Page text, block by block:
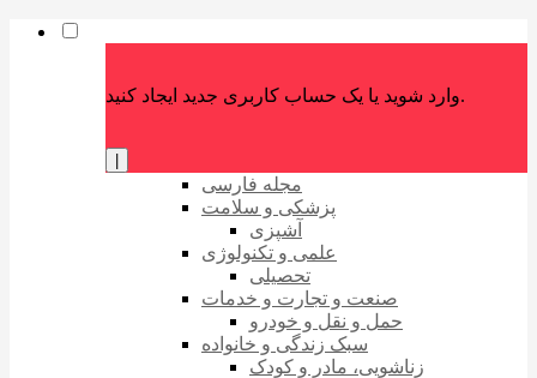
وارد شوید یا یک حساب کاربری جدید ایجاد کنید.
مجله فارسی
پزشکی و سلامت
آشپزی
علمی و تکنولوژی
تحصیلی
صنعت و تجارت و خدمات
حمل و نقل و خودرو
سبک زندگی و خانواده
زناشویی، مادر و کودک